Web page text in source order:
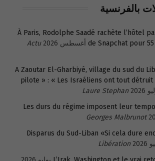
بالفرنسية
À Paris, Rodolphe Saadé rachète l’hôtel
de Snapchat pour
Actu
A Zaoutar El-Gharbiyé, village du sud du
pilote » : « Les Israéliens ont tout
Laure Stephan
Les durs du régime imposent leur
Georges Malbrunot
Disparus du Sud-Liban «Si cela dure
Libération